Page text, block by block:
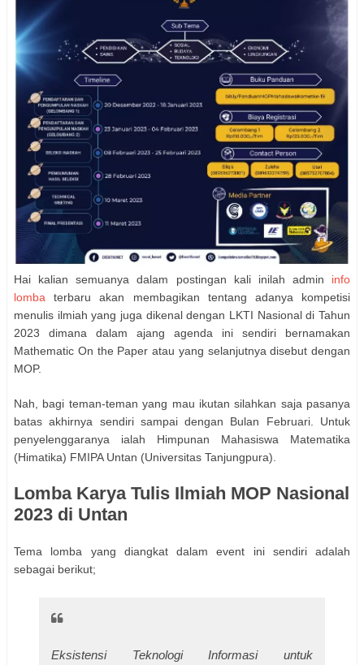
Hai kalian semuanya dalam postingan kali inilah admin info
lomba terbaru akan membagikan tentang adanya kompetisi
menulis ilmiah yang juga dikenal dengan LKTI Nasional di Tahun
2023 dimana dalam ajang agenda ini sendiri bernamakan
Mathematic On the Paper atau yang selanjutnya disebut dengan
MOP.
Nah, bagi teman-teman yang mau ikutan silahkan saja pasanya
batas akhirnya sendiri sampai dengan Bulan Februari. Untuk
penyelenggaranya ialah Himpunan Mahasiswa Matematika
(Himatika) FMIPA Untan (Universitas Tanjungpura).
Lomba Karya Tulis Ilmiah MOP Nasional
2023 di Untan
Tema lomba yang diangkat dalam event ini sendiri adalah
sebagai berikut;
Eksistensi Teknologi Informasi untuk